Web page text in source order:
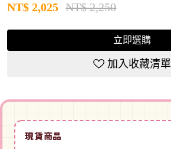
NT$ 2,025 NT$ 2,250
立即選購
加入收藏清單
現貨商品